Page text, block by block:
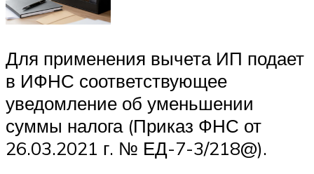
Для применения вычета ИП подает
в ИФНС соответствующее
уведомление об уменьшении
суммы налога (Приказ ФНС от
26.03.2021 г. № ЕД-7-3/218@).